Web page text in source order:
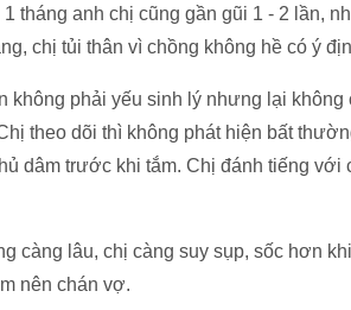
tháng anh chị cũng gần gũi 1 - 2 lần,
chị tủi thân vì chồng không hề có ý
không phải yếu sinh lý nhưng lại
theo dõi thì không phát hiện bất
dâm trước khi tắm. Chị đánh tiếng với
càng lâu, chị càng suy sụp, sốc hơn
nên chán vợ.